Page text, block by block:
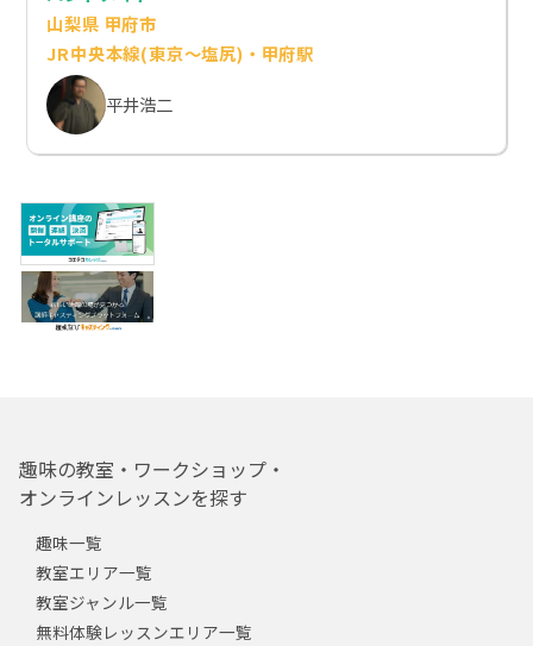
山梨県 甲府市
JR中央本線(東京～塩尻)・甲府駅
平井浩二
趣味の教室・ワークショップ・
オンラインレッスンを探す
趣味一覧
教室エリア一覧
教室ジャンル一覧
無料体験レッスンエリア一覧